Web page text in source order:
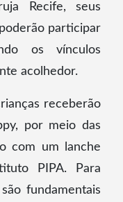
Recife, seus
participar
os vínculos
acolhedor.
receberão
por meio das
com um lanche
PIPA. Para
fundamentais